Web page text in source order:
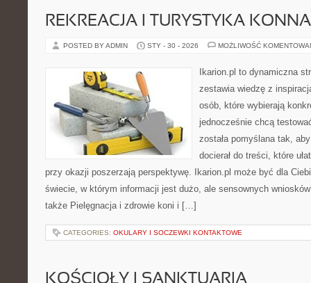
REKREACJA I TURYSTYKA KONNA
POSTED BY ADMIN STY - 30 - 2026 MOŻLIWOŚĆ
Ikarion.pl to dynamiczna
zestawia wiedzę z
osób, które wybierają
jednocześnie chcą
została pomyślana tak,
docierał do treści, które
przy okazji poszerzają perspektywę. Ikarion.pl może być dla
świecie, w którym informacji jest dużo, ale sensownych
także Pielęgnacja i zdrowie koni i […]
CATEGORIES: OKULARY I SOCZEWKI KONTAKTOWE
KOŚCIOŁY I SANKTUARIA